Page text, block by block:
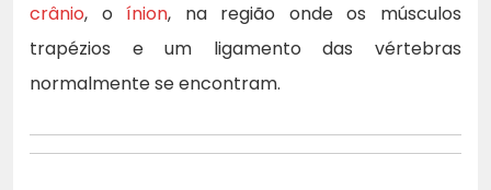
crânio, oínion, na região onde os músculos
trapézios e um ligamento das vértebras
normalmente se encontram.